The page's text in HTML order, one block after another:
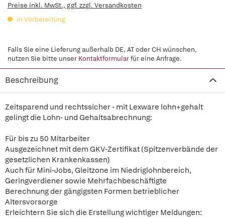
Preise inkl. MwSt., ggf. zzgl. Versandkosten
in Vorbereitung
Falls Sie eine Lieferung außerhalb DE, AT oder CH wünschen,
nutzen Sie bitte unser Kontaktformularfür eine Anfrage.
Beschreibung
Zeitsparend und rechtssicher - mit Lexware lohn+gehalt
gelingt die Lohn- und Gehaltsabrechnung:
Für bis zu 50 Mitarbeiter
Ausgezeichnet mit dem GKV-Zertifikat (Spitzenverbände der
gesetzlichen Krankenkassen)
Auch für Mini-Jobs, Gleitzone im Niedriglohnbereich,
Geringverdiener sowie Mehrfachbeschäftigte
Berechnung der gängigsten Formen betrieblicher
Altersvorsorge
Erleichtern Sie sich die Erstellung wichtiger Meldungen: